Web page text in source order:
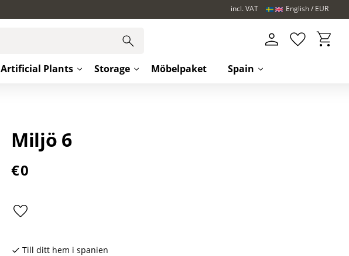
incl. VAT
Artificial Plants Storage Möbelpaket Spain
Favorites
English EUR
Miljö 6
€0
Add to favorites
Till ditt hem i spanien